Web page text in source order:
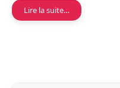
Lire la suite…